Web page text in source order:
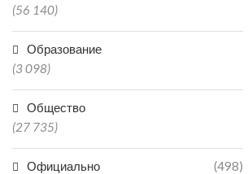
(56 140)
Образование
(3 098)
Общество
(27 735)
Официально (498)